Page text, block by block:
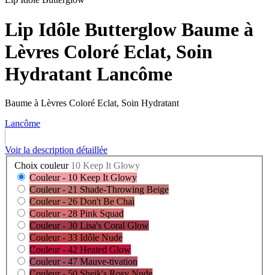
Lip Idôle Butterglow Baume à
Lèvres Coloré Eclat, Soin
Hydratant Lancôme
Baume à Lèvres Coloré Eclat, Soin Hydratant
Lancôme
Voir la description détaillée
Choix couleur 10 Keep It Glowy
Couleur - 10 Keep It Glowy
Couleur - 21 Shade-Throwing Beige
Couleur - 26 Don't Be Chai
Couleur - 28 Pink Squad
Couleur - 30 Lisa's Coral Glow
Couleur - 33 Idôle Nude
Couleur - 42 Heated Glow
Couleur - 47 Mauve-tivation